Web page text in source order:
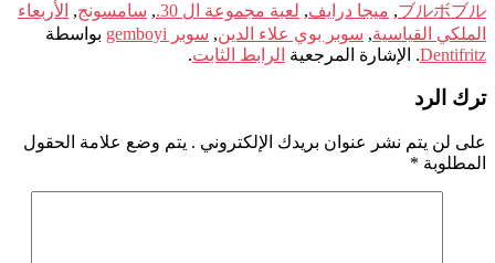
ブルボブル
, ميجا درايف, لعبة مجموعة ال 30. , سامسونج, الأربعاء
الملكي القياسية, سوبر بوي علاء الدين, سوبر gemboyi
بواسطة
Dentifritz. الإشارة المرجعية الرابط الثابت.
ترك الرد
على لن يتم نشر عنوان بريدك الإلكتروني . يتم وضع علامة الحقول
المطلوبة *